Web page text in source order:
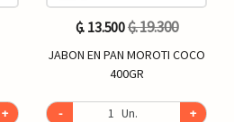
+
₲. 13.500₲. 19.300
JABON EN PAN MOROTI COCO
400GR
- Un. +